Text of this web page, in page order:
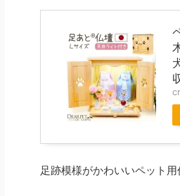
足跡模様がかわいいペット用